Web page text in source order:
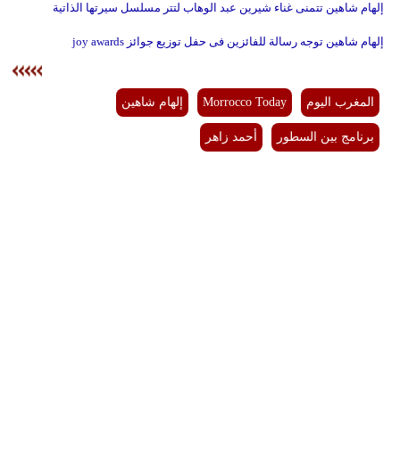
إلهام شاهين تتمنى غناء شيرين عبد الوهاب لتتر مسلسل سيرتها الذاتية
إلهام شاهين توجه رسالة للفائزين فى حفل توزيع جوائز joy awards
المغرب اليوم Morrocco Today إلهام شاهين
برنامج بين السطور أحمد زاهر